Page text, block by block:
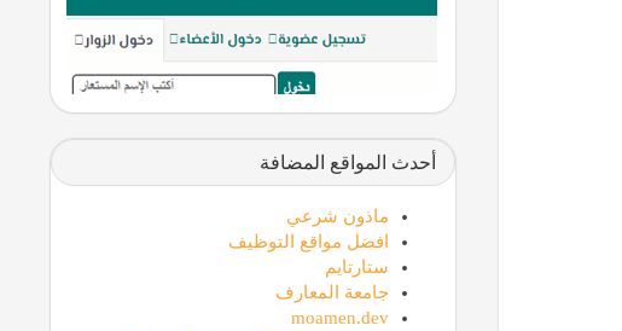
أحدث المواقع المضافة
ماذون شرعي
افضل مواقع التوظيف
ستارتايم
جامعة المعارف
moamen.dev